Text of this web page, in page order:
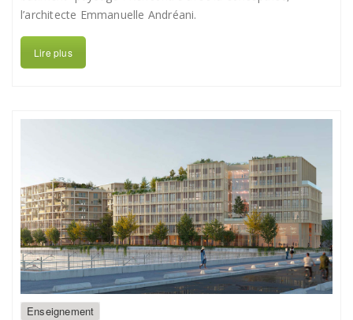
l’architecte Emmanuelle Andréani.
Lire plus
Enseignement